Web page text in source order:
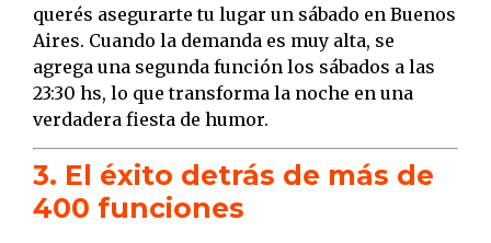
querés asegurarte tu lugar un sábado en Buenos
Aires. Cuando la demanda es muy alta, se
agrega una segunda función los sábados a las
23:30 hs, lo que transforma la noche en una
verdadera fiesta de humor.
3. El éxito detrás de más de
400 funciones